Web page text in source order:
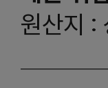
원산지 :